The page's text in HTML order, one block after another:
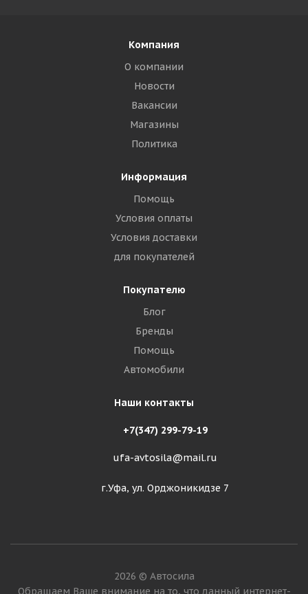
Компания
О компании
Новости
Вакансии
Магазины
Политика
Информация
Помощь
Условия оплаты
Условия доставки
для покупателей
Покупателю
Блог
Бренды
Помощь
Автомобили
Наши контакты
+7(347) 299-79-19
ufa-avtosila@mail.ru
г.Уфа, ул. Орджоникидзе 7
2026 © Автосила
Обращаем Ваше внимание на то, что данный интернет-